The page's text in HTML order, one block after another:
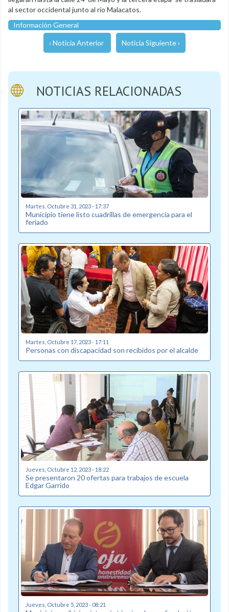
al sector occidental junto al río Malacatos.
Información General
‹ Noticia Anterior Noticia Siguiente ›
NOTICIAS RELACIONADAS
Martes, Octubre 31, 2023 - 17:37
Municipio tiene listo cuadrillas de emergencia para el
feriado
Martes, Octubre 17, 2023 - 17:11
Personas con discapacidad son recibidos por el alcalde
Jueves, Octubre 12, 2023 - 18:22
Se presentaron 20 ofertas para trabajos de escuela
Edgar Garrido
Jueves, Octubre 5, 2023 - 08:21